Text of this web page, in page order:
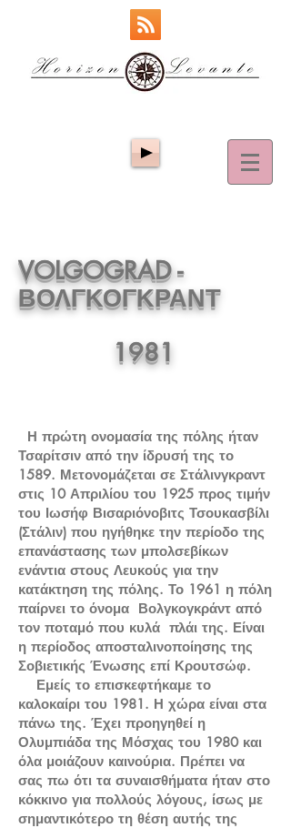
VOLGOGRAD -
ΒΟΛΓΚΟΓΚΡΑΝΤ
1981
Η πρώτη ονομασία της πόλης ήταν
Τσαρίτσιν από την ίδρυσή της το
1589. Μετονομάζεται σε Στάλινγκραντ
στις 10 Απριλίου του 1925 προς τιμήν
του Ιωσήφ Βισαριόνοβιτς Τσουκασβίλι
(Στάλιν) που ηγήθηκε την περίοδο της
επανάστασης των μπολσεβίκων
ενάντια στους Λευκούς για την
κατάκτηση της πόλης. Το 1961 η πόλη
παίρνει το όνομα Βολγκογκράντ από
τον ποταμό που κυλά πλάι της. Είναι
η περίοδος αποσταλινοποίησης της
Σοβιετικής Ένωσης επί Κρουτσώφ.
Εμείς το επισκεφτήκαμε το
καλοκαίρι του 1981. Η χώρα είναι στα
πάνω της. Έχει προηγηθεί η
Ολυμπιάδα της Μόσχας του 1980 και
όλα μοιάζουν καινούρια. Πρέπει να
σας πω ότι τα συναισθήματα ήταν στο
κόκκινο για πολλούς λόγους, ίσως με
σημαντικότερο τη θέση αυτής της